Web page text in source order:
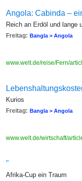
Angola: Cabinda –
Reich an Erdöl und lange
Freitag: Bangla > Angola
www.welt.de/reise/Fern/
Kurios
Freitag: Bangla > Angola
www.welt.de/wirtschaft/
"
Afrika-Cup ein Traum